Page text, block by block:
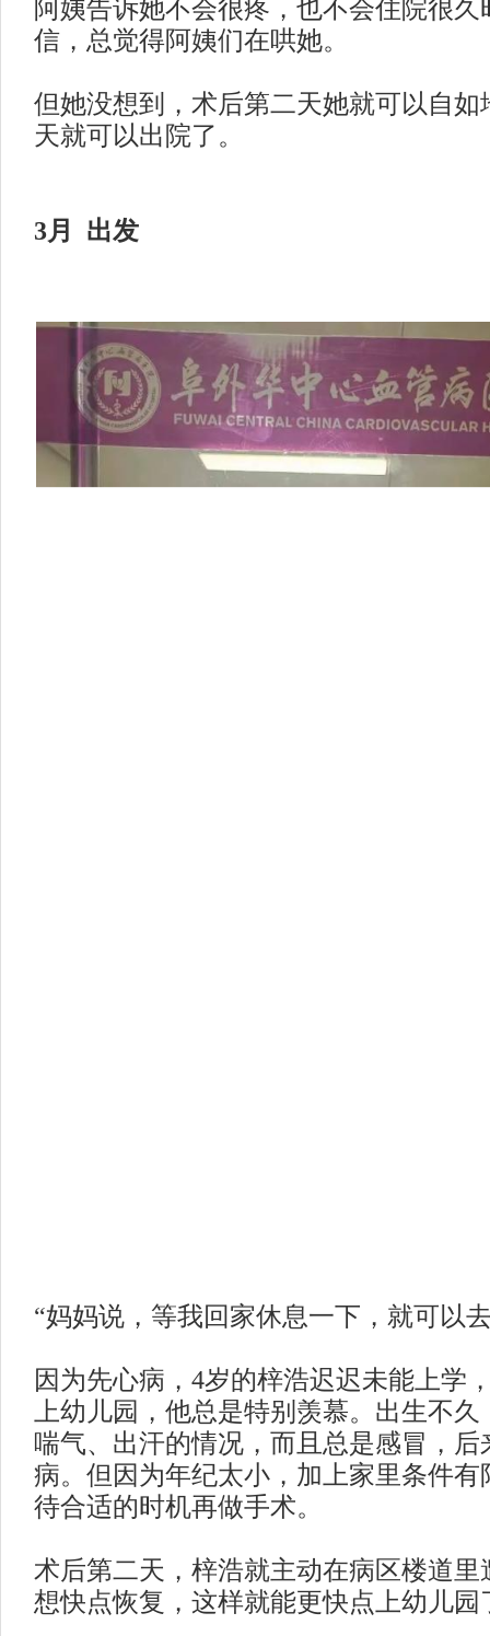
阿姨告诉她不会很疼，也不会住院很
信，总觉得阿姨们在哄她。
但她没想到，术后第二天她就可以自如
天就可以出院了。
3月 出发
“妈妈说，等我回家休息一下，就可以
因为先心病， 4岁的梓浩迟迟未能上学
上幼儿园，他总是特别羡慕。出生不
喘气、出汗的情况，而且总是感冒，后
病。但因为年纪太小，加上家里条件有
待合适的时机再做手术。
术后第二天，梓浩就主动在病区楼道
想快点恢复，这样就能更快点上幼儿园